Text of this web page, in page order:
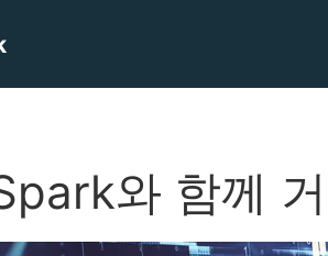
와 함께